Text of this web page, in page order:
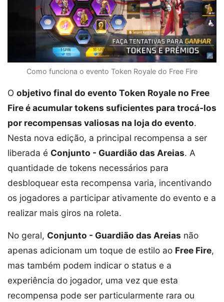
Como funciona o evento Token Royale do Free Fire
O objetivo final do evento Token Royale no Free
Fire é acumular tokens suficientes para trocá-los
por recompensas valiosas na loja do evento.
Nesta nova edição, a principal recompensa a ser
liberada é Conjunto - Guardião das Areias. A
quantidade de tokens necessários para
desbloquear esta recompensa varia, incentivando
os jogadores a participar ativamente do evento e a
realizar mais giros na roleta.
No geral, Conjunto - Guardião das Areias não
apenas adicionam um toque de estilo ao Free Fire,
mas também podem indicar o status e a
experiência do jogador, uma vez que esta
recompensa pode ser particularmente rara ou